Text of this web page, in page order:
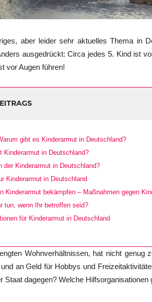
aber leider sehr aktuelles Thema in
ausgedrückt: Circa jedes 5. Kind ist
vor Augen führen!
gibt es Kinderarmut in Deutschland?
Kinderarmut in Deutschland?
der Kinderarmut in Deutschland?
Kinderarmut in Deutschland
Kinderarmut bekämpfen – Maßnahmen gegen
tun, wenn Ihr betroffen seid?
für Kinderarmut in Deutschland
Wohnverhältnissen, hat nicht genug
an Geld für Hobbys und
Staat dagegen? Welche